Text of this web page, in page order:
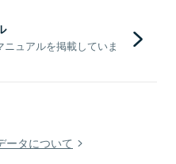
ュアルを掲載していま
ータについて